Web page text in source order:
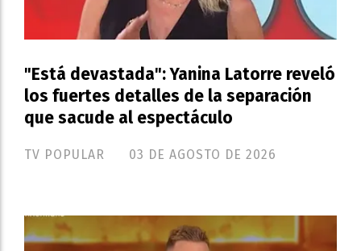
"Está devastada": Yanina Latorre reveló
los fuertes detalles de la separación
que sacude al espectáculo
TV POPULAR 03 DE AGOSTO DE 2026